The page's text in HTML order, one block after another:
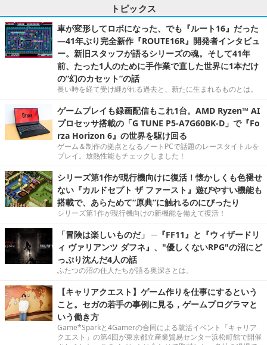
トピックス
車が変形してロボになった、でも『ルート16』だった
―41年ぶり完全新作『ROUTE16R』開発者インタビュ
ー。新旧スタッフが語るシリーズの魂。そして41年
前、たった1人のために手作業で直した世界に1本だけ
の“幻のカセット”の話
長い時を経て受け継がれる過去と、新たに生まれるものとは。
ゲームプレイも録画配信もこれ1台。AMD Ryzen™ AI
プロセッサ搭載の「G TUNE P5-A7G60BK-D」で『Fo
rza Horizon 6』の世界を駆け回る
ゲーム＆制作の拠点となるノートPCで話題のレースタイトルを
プレイ。放熱性能もチェックしました！
シリーズ第1作が現行機向けに復活！懐かしくも色褪せ
ない『カルドセプト ザ ファースト』遊びやすい機能も
搭載で、あらためて“原典”に触れるのにぴったり
シリーズ第1作が現行機向けの新機能を備えて復活！
「冒険は楽しいものだ」 ─『FF11』と『ウィザードリ
ィ ヴァリアンツ ダフネ』、"優しくないRPG"の沼にど
っぷり沈んだ4人の話
ふたつの沼の住人たちが語る奥深さとは。
【キャリアクエスト】ゲーム作りを仕事にするという
こと。セガの若手の事例に見る，ゲームプログラマと
いう働き方
Game*Sparkと4Gamerの合同による就活イベント「キャリア
クエスト」の第4回が東京都立産業貿易センター浜松町館で開催